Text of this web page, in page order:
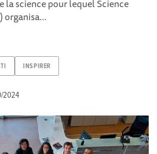
la science pour lequel Science
INSPIRER
2024